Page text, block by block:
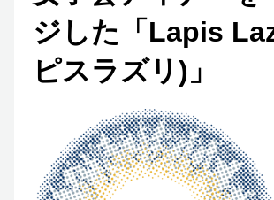
ジした「Lapis
ピスラズリ)」